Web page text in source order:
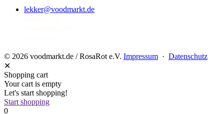
lekker@voodmarkt.de
© 2026 voodmarkt.de / RosaRot e.V. Impressum · Datenschutz
✕
Shopping cart
Your cart is empty
Let's start shopping!
Start shopping
0